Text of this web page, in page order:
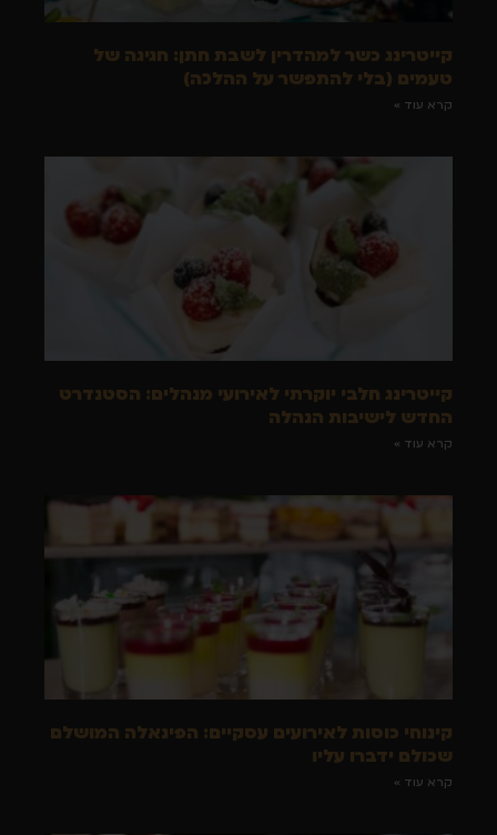
קייטרינג כשר למהדרין לשבת חתן: חגיגה של
טעמים (בלי להתפשר על ההלכה)
קרא עוד »
קייטרינג חלבי יוקרתי לאירועי מנהלים: הסטנדרט
החדש לישיבות הנהלה
קרא עוד »
קינוחי כוסות לאירועים עסקיים: הפינאלה המושלם
שכולם ידברו עליו
קרא עוד »